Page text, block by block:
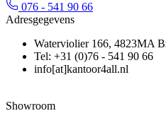
076 - 541 90 66
Adresgegevens
Waterviolier 166, 4823MA
Tel: +31 (0)76 - 541 90 66
info[at]kantoor4all.nl
Showroom